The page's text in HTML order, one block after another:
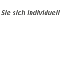
Sie sich individuell